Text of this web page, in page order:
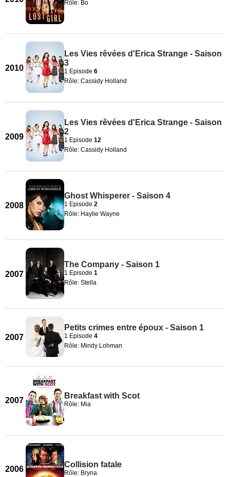
Rôle: Bo
2010
Les Vies rêvées d'Erica Strange - Saison
3
1 Episode 6
Rôle: Cassidy Holland
2009
Les Vies rêvées d'Erica Strange - Saison
2
1 Episode 12
Rôle: Cassidy Holland
2008
Ghost Whisperer - Saison 4
1 Episode 2
Rôle: Haylie Wayne
2007
The Company - Saison 1
1 Episode 1
Rôle: Stella
2007
Petits crimes entre époux - Saison 1
1 Episode 4
Rôle: Mindy Lohman
2007
Breakfast with Scot
Rôle: Mia
2006
Collision fatale
Rôle: Bryna